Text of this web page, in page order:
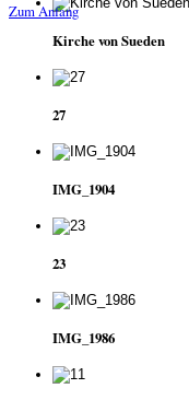
Kirche von Sueden
27
IMG_1904
23
IMG_1986
Zum Anfang